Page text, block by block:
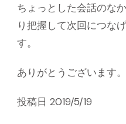
ちょっとした会話のな
り把握して次回につな
す。
ありがとうございます。
投稿日 2019/5/19